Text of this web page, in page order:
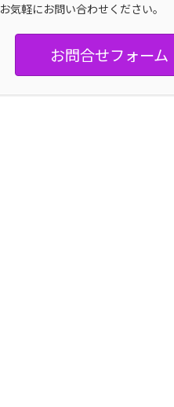
お気軽にお問い合わせください。
お問合せフォーム